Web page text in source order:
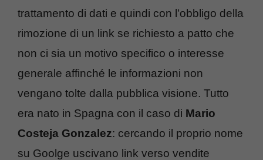
trattamento di dati e quindi con l’obbligo della
rimozione di un link se richiesto a patto che
non ci sia un motivo specifico o interesse
generale affinché le informazioni non
vengano tolte dalla pubblica visione. Tutto
era nato in Spagna con il caso di Mario
Costeja Gonzalez: cercando il proprio nome
su Goolge uscivano link verso vendite